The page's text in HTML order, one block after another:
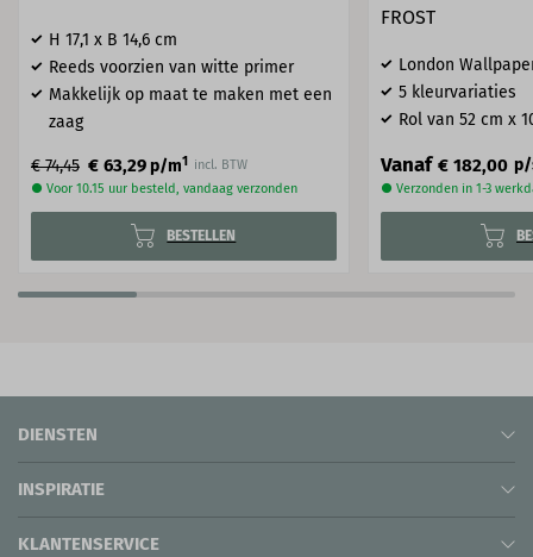
H 17,1 x B 14,6 cm
Reeds voorzien van witte primer
Makkelijk op maat te maken met een
zaag
€ 74,45 € 63,29p/m1 incl. BTW
● Voor 10.15 uur besteld, vandaag verzonden
BESTELLEN
FROST
London
5 kleurvariaties
Rol van 52 cm x
Vanaf € 182,00
● Verzonden in 1-3
DIENSTEN
INSPIRATIE
KLANTENSERVICE